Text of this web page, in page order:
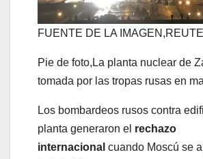
FUENTE DE LA IMAGEN,
Pie de foto,La planta nuclear de
tomada por las tropas rusas en
Los bombardeos rusos contra
planta generaron el rechazo
internacional cuando Moscú se